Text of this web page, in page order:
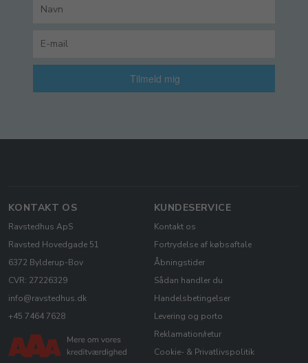
Tilmeld mig
KONTAKT OS
Ravstedhus ApS
Ravsted Hovedgade 51
6372 Bylderup-Bov
CVR: 27226329
info@ravstedhus.dk
+45 7464 7628
KUNDESERVICE
Kontakt os
Fortrydelse af købsaftale
Åbningstider
Sådan handler du
Handelsbetingelser
Levering og porto
Reklamation/retur
Cookie- & Privatlivspolitik